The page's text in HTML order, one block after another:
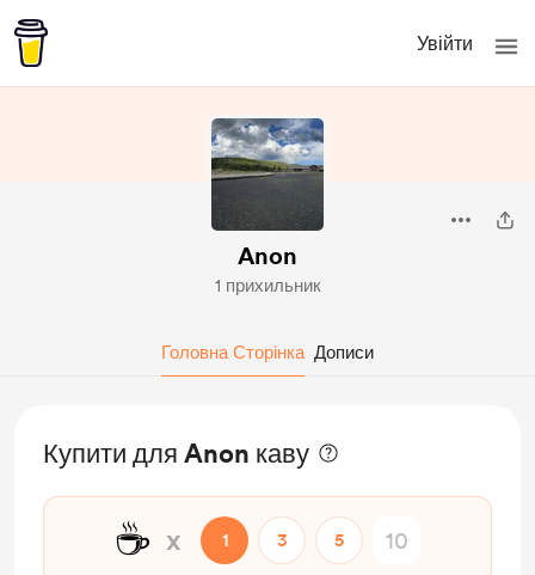
Увійти
Anon
1 прихильник
Головна Сторінка Дописи
Купити для Anon каву
☕ x 1 3 5